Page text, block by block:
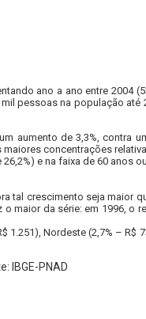
ano a ano entre 2004
pessoas na população
de 3,3%, contra
concentrações
e na faixa de 60 anos
tal crescimento seja
maior da série: em 1996,
Nordeste (2,7% –
IBGE-PNAD